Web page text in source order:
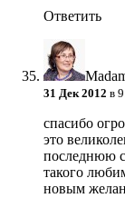
Ответить
31 Дек 2012 в
спасибо
это
последнюю
такого
новым